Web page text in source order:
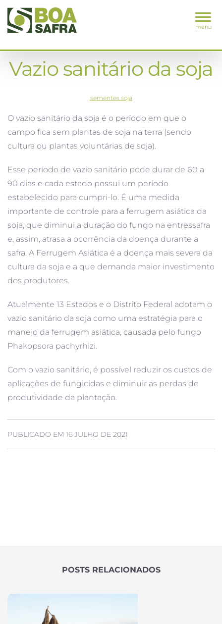
menu
Vazio sanitário da soja
sementes soja
O vazio sanitário da soja é o período em que o
campo fica sem plantas de soja na terra (sendo
cultura ou plantas voluntárias de soja).
Esse período de vazio sanitário pode durar de 60 a
90 dias e cada estado possui um período
estabelecido para cumpri-lo. É uma medida
importante de controle para a ferrugem asiática da
soja, que diminui a duração do fungo na entressafra
e, assim, atrasa a ocorrência da doença durante a
safra. A Ferrugem Asiática é a doença mais severa da
cultura da soja e a que demanda maior investimento
dos produtores.
Atualmente 13 Estados e o Distrito Federal adotam o
vazio sanitário da soja como uma estratégia para o
manejo da ferrugem asiática, causada pelo fungo
Phakopsora pachyrhizi.
Com o vazio sanitário, é possível reduzir os custos de
aplicações de fungicidas e diminuir as perdas de
produtividade da plantação.
PUBLICADO EM 16 JULHO DE 2021
POSTS RELACIONADOS